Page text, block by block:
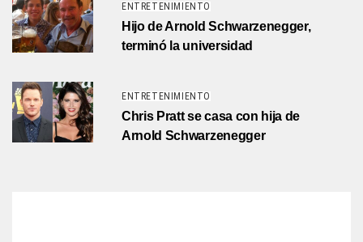
ENTRETENIMIENTO
Hijo de Arnold Schwarzenegger,
terminó la universidad
ENTRETENIMIENTO
Chris Pratt se casa con hija de
Arnold Schwarzenegger